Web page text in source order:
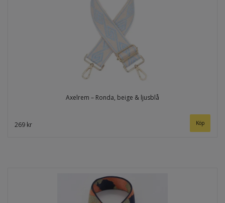
Axelrem – Ronda, beige & ljusblå
269 kr